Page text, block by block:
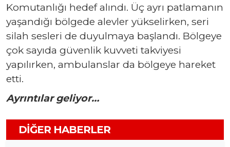
Komutanlığı hedef alındı. Üç ayrı patlamanın
yaşandığı bölgede alevler yükselirken, seri
silah sesleri de duyulmaya başlandı. Bölgeye
çok sayıda güvenlik kuvveti takviyesi
yapılırken, ambulanslar da bölgeye hareket
etti.
Ayrıntılar geliyor…
DIĞER HABERLER